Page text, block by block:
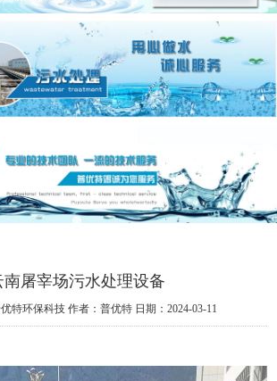
南屠宰场污水处理设备
特环保科技 作者：普优特 日期：2024-03-11